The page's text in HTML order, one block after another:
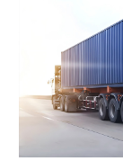
цепями